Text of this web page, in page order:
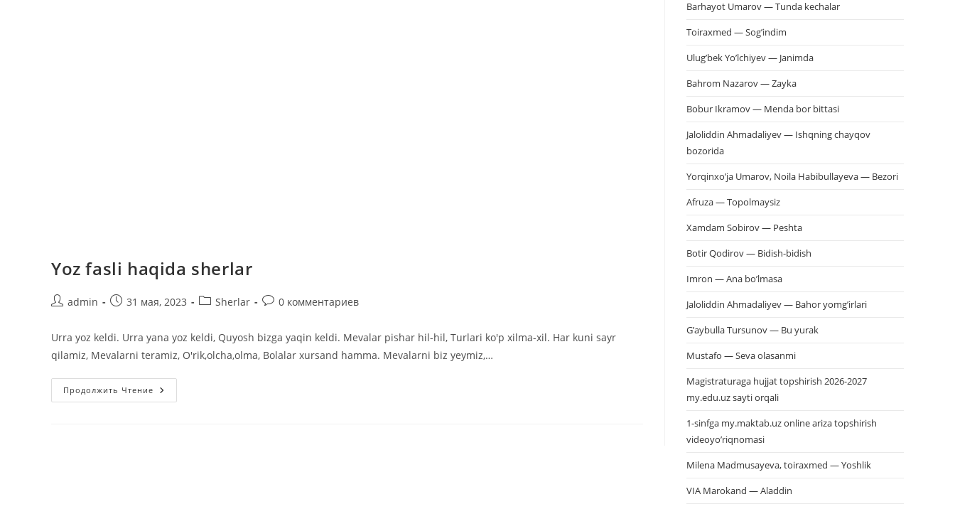
Yoz fasli haqida sherlar
Авторadmin
Запись31 мая, 2023
Рубрика
Sherlar
Комментарии
записи:
0 комментариев
Urra yoz keldi. Urra yana yoz keldi, Quyosh bizga yaqin keldi. Mevalar pishar hil-hil, Turlari ko'p xilma-xil. Har kuni sayr
qilamiz, Mevalarni teramiz, O'rik,olcha,olma, Bolalar xursand hamma. Mevalarni biz yeymiz,…
Продолжить Чтение Yoz
Fasli
Barhayot Umarov — Tunda kechalar
Toiraxmed — Sog’indim
Ulug’bek Yo’lchiyev — Janimda
Bahrom Nazarov — Zayka
Bobur Ikramov — Menda bor bittasi
Jaloliddin Ahmadaliyev — Ishqning chayqov
bozorida
Yorqinxo’ja Umarov, Noila Habibullayeva — Bezori
Afruza — Topolmaysiz
Xamdam Sobirov — Peshta
Botir Qodirov — Bidish-bidish
Imron — Ana bo’lmasa
Jaloliddin Ahmadaliyev — Bahor yomg’irlari
G’aybulla Tursunov — Bu yurak
Mustafo — Seva olasanmi
Magistraturaga hujjat topshirish 2026-2027
my.edu.uz sayti orqali
1-sinfga my.maktab.uz online ariza topshirish
videoyo’riqnomasi
Milena Madmusayeva, toiraxmed — Yoshlik
VIA Marokand — Aladdin